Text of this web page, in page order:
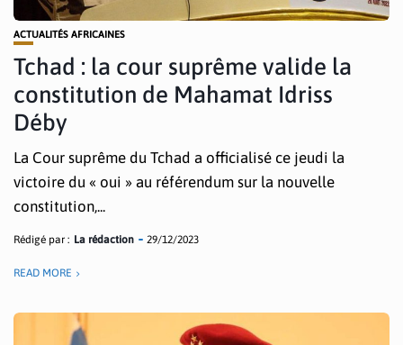
ACTUALITÉS AFRICAINES
Tchad : la cour suprême valide la
constitution de Mahamat Idriss
Déby
La Cour suprême du Tchad a officialisé ce jeudi la
victoire du « oui » au référendum sur la nouvelle
constitution,...
Rédigé par : La rédaction 29/12/2023
READ MORE